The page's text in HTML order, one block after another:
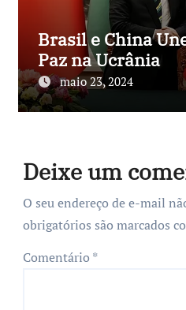
Brasil e China
Paz na Ucrânia
maio 23, 2024
Deixe um
O seu endereço de e-mail
obrigatórios são marcados
Comentário *